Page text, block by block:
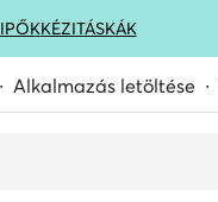
KÉZITÁSKÁK
Alkalmazás letöltése